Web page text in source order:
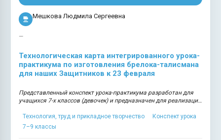
—
Технологическая карта интегрированного урока-
практикума по изготовления брелока-талисмана
для наших Защитников к 23 февраля
Мешкова Людмила Сергеевна
Представленный конспект урока-практикума разработан для
учащихся 7-х классов (девочек) и предназначен для реализации
Технология, труд и прикладное творчество
Конспект урока
7–9 классы